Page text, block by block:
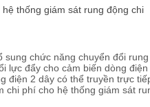
thống giám sát rung động chi
sung chức năng chuyển đổi rung
lực đẩy cho cảm biến dòng điện
điện 2 dây có thể truyền trực
chi phí cho hệ thống giám sát